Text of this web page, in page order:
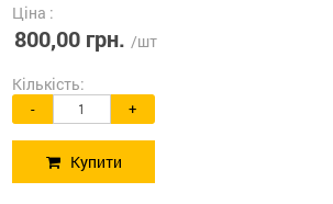
Ціна :
800,00 грн. /шт
Кількість:
- +
Купити